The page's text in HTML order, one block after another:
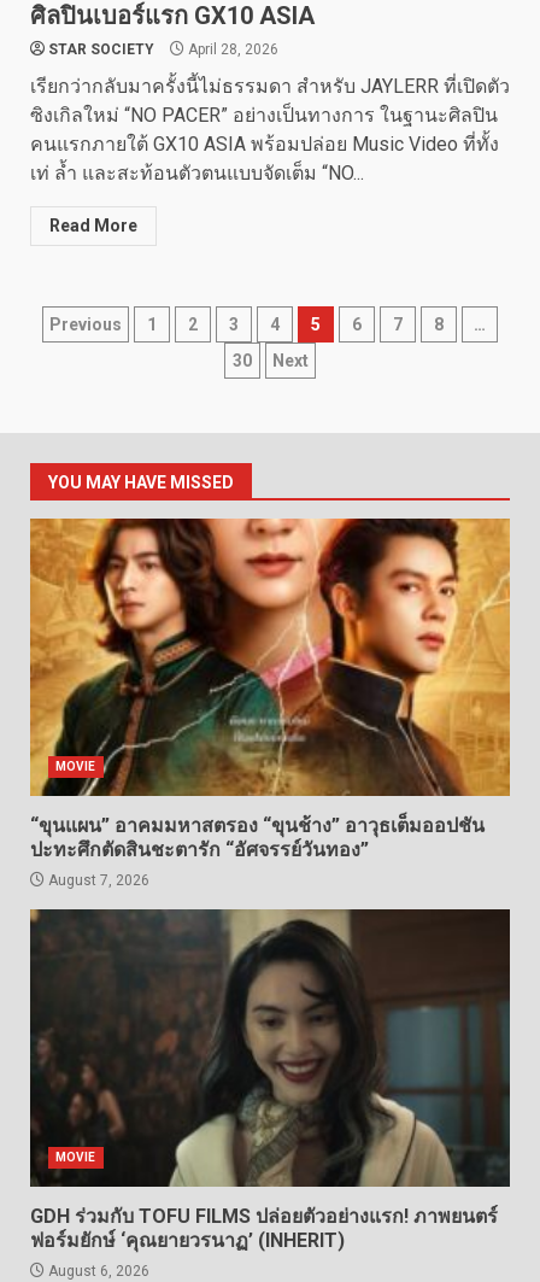
ศิลปินเบอร์แรก GX10 ASIA
STAR SOCIETY April 28, 2026
เรียกว่ากลับมาครั้งนี้ไม่ธรรมดา สำหรับ JAYLERR ที่เปิดตัว
ซิงเกิลใหม่ “NO PACER” อย่างเป็นทางการ ในฐานะศิลปิน
คนแรกภายใต้ GX10 ASIA พร้อมปล่อย Music Video ที่ทั้ง
เท่ ล้ำ และสะท้อนตัวตนแบบจัดเต็ม “NO...
Read More
Posts
Previous 1 2 3 4 5 6 7 8
…
30
Next
YOU MAY HAVE MISSED
MOVIE
“ขุนแผน” อาคมมหาสตรอง “ขุนช้าง” อาวุธเต็มออปชัน
ปะทะศึกตัดสินชะตารัก “อัศจรรย์วันทอง”
August 7, 2026
MOVIE
GDH ร่วมกับ TOFU FILMS ปล่อยตัวอย่างแรก! ภาพยนตร์
ฟอร์มยักษ์ ‘คุณยายวรนาฏ’ (INHERIT)
August 6, 2026